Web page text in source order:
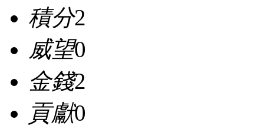
積分2
威望0
金錢2
貢獻0